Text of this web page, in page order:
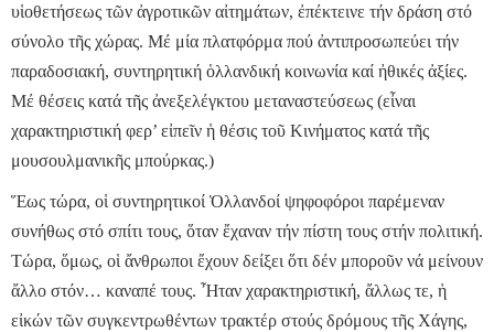
υἱοθετήσεως τῶν ἀγροτικῶν αἰτημάτων, ἐπέκτεινε τήν δράση στό
σύνολο τῆς χώρας. Μέ μία πλατφόρμα πού ἀντιπροσωπεύει τήν
παραδοσιακή, συντηρητική ὁλλανδική κοινωνία καί ἠθικές ἀξίες.
Μέ θέσεις κατά τῆς ἀνεξελέγκτου μεταναστεύσεως (εἶναι
χαρακτηριστική φερ’ εἰπεῖν ἡ θέσις τοῦ Κινήματος κατά τῆς
μουσουλμανικῆς μπούρκας.)
Ἕως τώρα, οἱ συντηρητικοί Ὁλλανδοί ψηφοφόροι παρέμεναν
συνήθως στό σπίτι τους, ὅταν ἔχαναν τήν πίστη τους στήν πολιτική.
Τώρα, ὅμως, οἱ ἄνθρωποι ἔχουν δείξει ὅτι δέν μποροῦν νά μείνουν
ἄλλο στόν… καναπέ τους. Ἦταν χαρακτηριστική, ἄλλως τε, ἡ
εἰκών τῶν συγκεντρωθέντων τρακτέρ στούς δρόμους τῆς Χάγης,